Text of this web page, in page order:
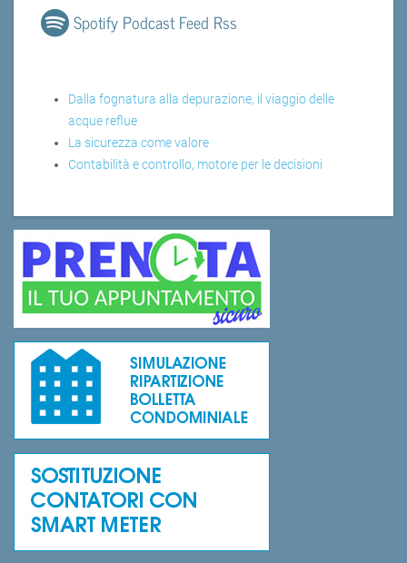
Spotify Podcast Feed Rss
Dalla fognatura alla depurazione, il viaggio delle
acque reflue
La sicurezza come valore
Contabilità e controllo, motore per le decisioni